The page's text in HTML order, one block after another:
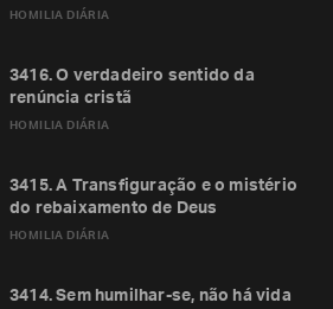
HOMILIA DIÁRIA
HOMILIA DIÁRIA
3416. O verdadeiro sentido da
renúncia cristã
HOMILIA DIÁRIA
3415. A Transfiguração e o mistério
do rebaixamento de Deus
3414. Sem humilhar-se, não há vida